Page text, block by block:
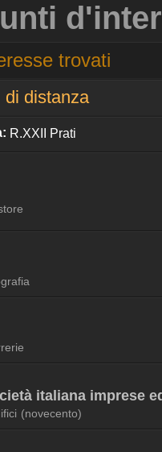
trovati
di distanza
R.XXII Prati
italiana imprese
(novecento)